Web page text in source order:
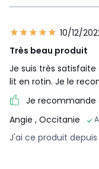
10/12/
Très beau produit
Je suis très
lit en rotin. Je le
Je recommande
Angie , Occitanie
J'ai ce produit